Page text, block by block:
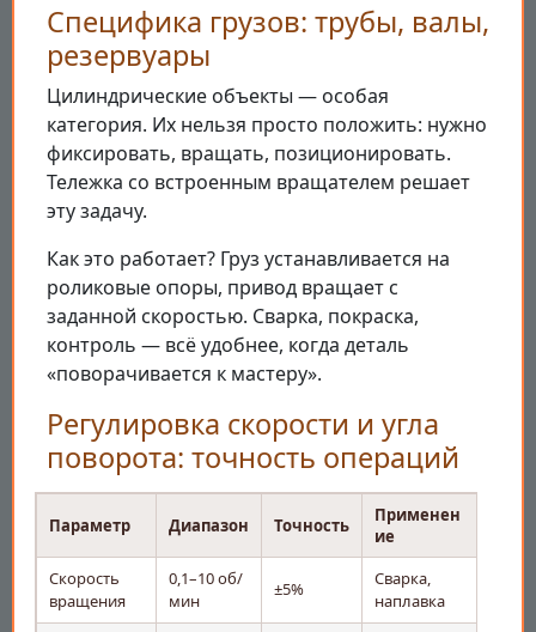
Специфика грузов: трубы, валы,
резервуары
Цилиндрические объекты — особая
категория. Их нельзя просто положить: нужно
фиксировать, вращать, позиционировать.
Тележка со встроенным вращателем решает
эту задачу.
Как это работает? Груз устанавливается на
роликовые опоры, привод вращает с
заданной скоростью. Сварка, покраска,
контроль — всё удобнее, когда деталь
«поворачивается к мастеру».
Регулировка скорости и угла
поворота: точность операций
Параметр Диапазон Точность
Применен
ие
Скорость
вращения
0,1–10 об/
мин
±5%
Сварка,
наплавка